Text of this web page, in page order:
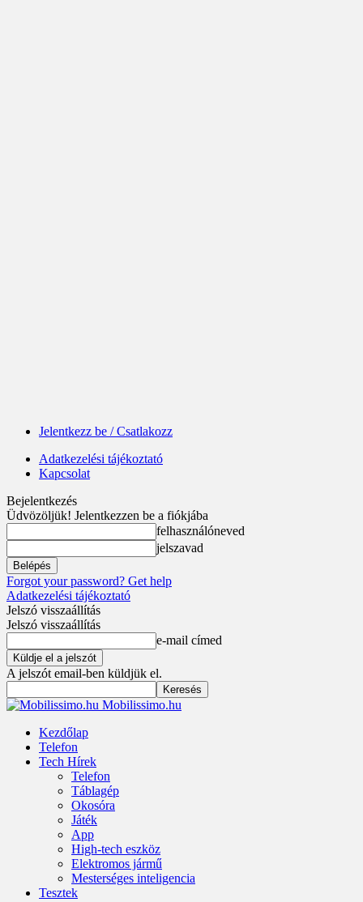
Jelentkezz be / Csatlakozz
Adatkezelési tájékoztató
Kapcsolat
Bejelentkezés
Üdvözöljük! Jelentkezzen be a fiókjába
felhasználóneved
jelszavad
Forgot your password? Get help
Adatkezelési tájékoztató
Jelszó visszaállítás
Jelszó visszaállítás
e-mail címed
A jelszót email-ben küldjük el.
Mobilissimo.hu
Kezdőlap
Telefon
Tech Hírek
Telefon
Táblagép
Okosóra
Játék
App
High-tech eszköz
Elektromos jármű
Mesterséges inteligencia
Tesztek